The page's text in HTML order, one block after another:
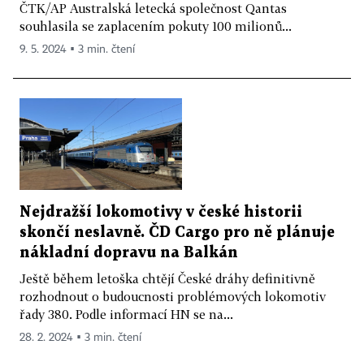
ČTK/AP Australská letecká společnost Qantas
souhlasila se zaplacením pokuty 100 milionů...
9. 5. 2024 ▪ 3 min. čtení
Nejdražší lokomotivy v české historii
skončí neslavně. ČD Cargo pro ně plánuje
nákladní dopravu na Balkán
Ještě během letoška chtějí České dráhy definitivně
rozhodnout o budoucnosti problémových lokomotiv
řady 380. Podle informací HN se na...
28. 2. 2024 ▪ 3 min. čtení